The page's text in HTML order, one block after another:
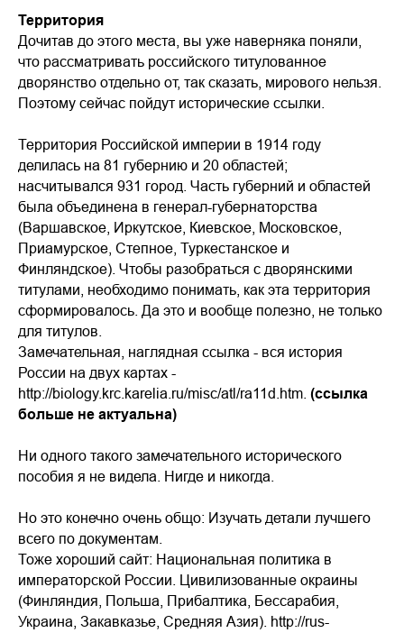
Территория
Дочитав до этого места, вы уже наверняка поняли,
что рассматривать российского титулованное
дворянство отдельно от, так сказать, мирового нельзя.
Поэтому сейчас пойдут исторические ссылки.
Территория Российской империи в 1914 году
делилась на 81 губернию и 20 областей;
насчитывался 931 город. Часть губерний и областей
была объединена в генерал-губернаторства
(Варшавское, Иркутское, Киевское, Московское,
Приамурское, Степное, Туркестанское и
Финляндское). Чтобы разобраться с дворянскими
титулами, необходимо понимать, как эта территория
сформировалось. Да это и вообще полезно, не только
для титулов.
Замечательная, наглядная ссылка - вся история
России на двух картах -
http://biology.krc.karelia.ru/misc/atl/ra11d.htm. (ссылка
больше не актуальна)
Ни одного такого замечательного исторического
пособия я не видела. Нигде и никогда.
Но это конечно очень общо: Изучать детали лучшего
всего по документам.
Тоже хороший сайт: Национальная политика в
императорской России. Цивилизованные окраины
(Финляндия, Польша, Прибалтика, Бессарабия,
Украина, Закавказье, Средняя Азия). http://rus-